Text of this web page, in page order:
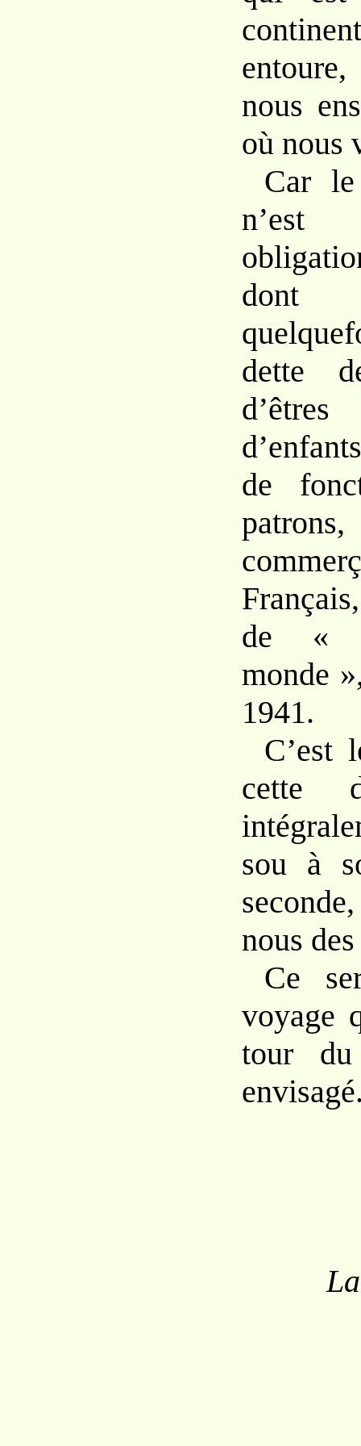
nous
où nous
Car le
dont
dette
de
patrons,
de «
monde
1941.
C’est
cette
sou à
nous
Ce
voyage
tour